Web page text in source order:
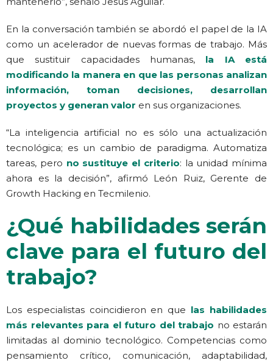
En la conversación también se abordó el papel de la IA
como un acelerador de nuevas formas de trabajo. Más
que sustituir capacidades humanas, la IA está
modificando la manera en que las personas analizan
información, toman decisiones, desarrollan
proyectos y generan valor en sus organizaciones.
“La inteligencia artificial no es sólo una actualización
tecnológica; es un cambio de paradigma. Automatiza
tareas, pero no sustituye el criterio: la unidad mínima
ahora es la decisión”, afirmó León Ruiz, Gerente de
Growth Hacking en Tecmilenio.
¿Qué habilidades serán
clave para el futuro del
trabajo?
Los especialistas coincidieron en que las habilidades
más relevantes para el futuro del trabajo no estarán
limitadas al dominio tecnológico. Competencias como
pensamiento crítico, comunicación, adaptabilidad,